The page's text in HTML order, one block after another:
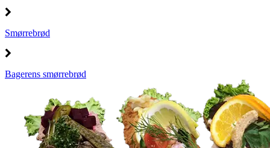
Smørrebrød
Bagerens smørrebrød